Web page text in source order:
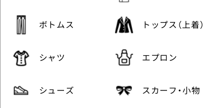
ボトムス トップス（上着）
シャツ エプロン
シューズ スカーフ・小物